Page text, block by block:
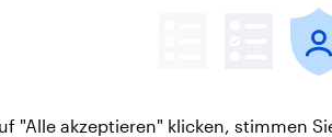
company is a global online
millions of people and
cultural and commercial
in a continuous
"Alle akzeptieren" klicken, stimmen